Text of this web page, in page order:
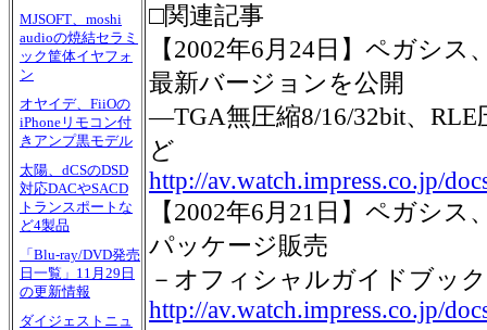
MJSOFT、moshi
audioの焼結セラミ
ック筐体イヤフォ
ン
オヤイデ、FiiOの
iPhoneリモコン付
きアンプ黒モデル
太陽、dCSのDSD
対応DACやSACD
トランスポートな
ど4製品
「Blu-ray/DVD発売
日一覧」11月29日
の更新情報
ダイジェストニュ
□関連記事
【2002年6月24日】ペガシス
最新バージョンを公開
―TGA無圧縮8/16/32bit、RLE
ど
http://av.watch.impress.co.jp/
【2002年6月21日】ペガシス
パッケージ販売
－オフィシャルガイドブッ
http://av.watch.impress.co.jp/